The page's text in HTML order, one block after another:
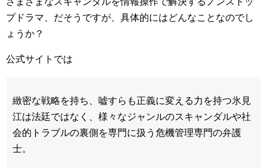
プドラマ、だそうですが、具体的にはどんなことなのでし
ょうか？
公式サイトでは
緻密な戦略を持ち、嘘すらも正義に変える力を持つ氷見
江は法廷ではなく、様々なジャンルのスキャンダルや社
会的トラブルの裏側を専門に扱う危機管理専門の弁護
士。